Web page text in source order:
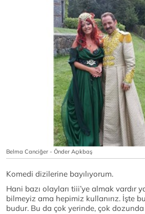
Belma Canciğer - Önder Açıkbaş
Komedi dizilerine bayılıyorum.
Hani bazı olayları tiii’ye almak vardır
bilmeyiz ama hepimiz kullanırız. İşte
budur. Bu da çok yerinde, çok